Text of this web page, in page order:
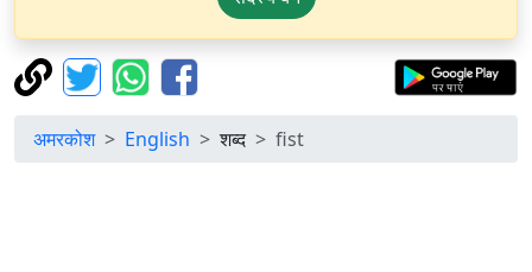
अमरकोश English शब्द fist